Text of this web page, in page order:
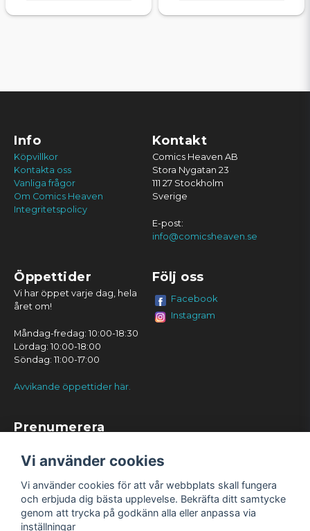
Info
Köpvillkor
Kontakta oss
Vanliga frågor
Om Comics Heaven
Integritetspolicy
Kontakt
Comics Heaven AB
Stora Nygatan 23
111 27 Stockholm
Sverige
E-post:
info@comicsheaven.se
Öppettider
Vi har öppet varje dag, hela
året om!
Måndag-fredag: 10:00-18:30
Lördag: 10:00-18:00
Söndag: 11:00-17:00
Avvikande öppettider här.
Följ oss
Facebook
Instagram
Prenumerera
Vi använder cookies
Vi använder cookies för att vår webbplats skall fungera
och erbjuda dig bästa upplevelse. Bekräfta ditt samtycke
genom att trycka på godkänn alla eller anpassa via
inställningar